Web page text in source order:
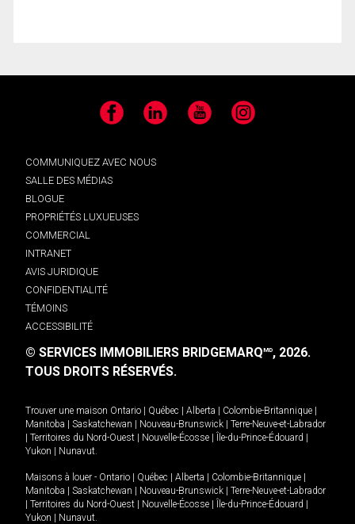
Facebook LinkedIn YouTube Instagram
COMMUNIQUEZ AVEC NOUS
SALLE DES MÉDIAS
BLOGUE
PROPRIÉTÉS LUXUEUSES
COMMERCIAL
INTRANET
AVIS JURIDIQUE
CONFIDENTIALITÉ
TÉMOINS
ACCESSIBILITÉ
© SERVICES IMMOBILIERS BRIDGEMARQMD, 2026.
TOUS DROITS RÉSERVÉS.
Trouver une maison Ontario Québec Alberta Colombie-Britannique
Manitoba
Saskatchewan Nouveau-Brunswick
Terre-Neuve-et-Labrador
Territoires du Nord-Ouest Nouvelle-Écosse Île-du-Prince-Édouard
Yukon
Nunavut.
Maisons à louer - Ontario Québec Alberta Colombie-Britannique
Manitoba
Saskatchewan Nouveau-Brunswick
Terre-Neuve-et-Labrador
Territoires du Nord-Ouest Nouvelle-Écosse Île-du-Prince-Édouard
Yukon
Nunavut.